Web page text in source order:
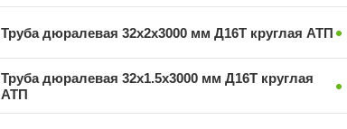
Труба дюралевая 32х2х3000 мм Д16Т круглая АТП
Труба дюралевая 32х1.5х3000 мм Д16Т круглая
АТП